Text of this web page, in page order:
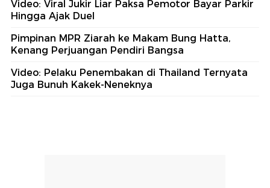
Video: Viral Jukir Liar Paksa Pemotor Bayar Parkir
Hingga Ajak Duel
Pimpinan MPR Ziarah ke Makam Bung Hatta,
Kenang Perjuangan Pendiri Bangsa
Video: Pelaku Penembakan di Thailand Ternyata
Juga Bunuh Kakek-Neneknya